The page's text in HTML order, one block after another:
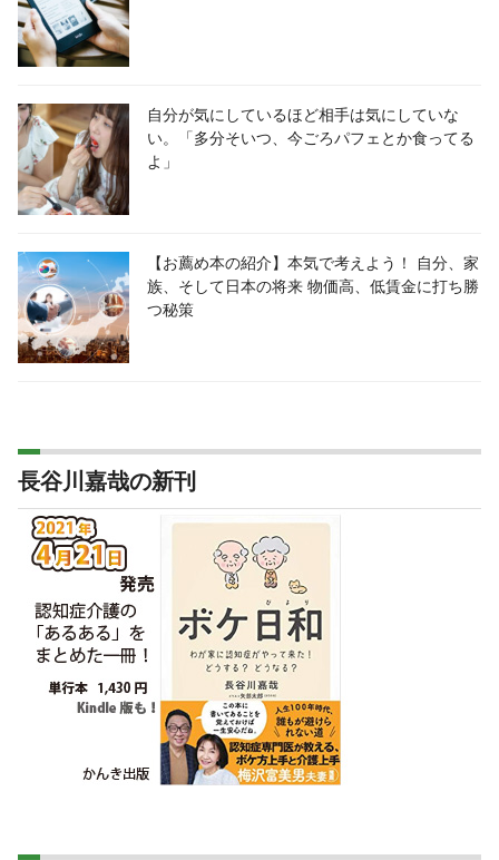
自分が気にしているほど相手は気にしていな
い。「多分そいつ、今ごろパフェとか食ってる
よ」
【お薦め本の紹介】本気で考えよう！ 自分、家
族、そして日本の将来 物価高、低賃金に打ち勝
つ秘策
長谷川嘉哉の新刊